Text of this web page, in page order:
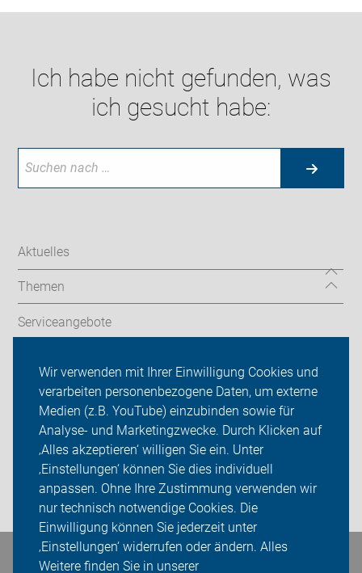
Wir verwenden mit Ihrer Einwilligung Cookies und
verarbeiten personenbezogene Daten, um externe
Medien (z.B. YouTube) einzubinden sowie für
Analyse- und Marketingzwecke. Durch Klicken auf
‚Alles akzeptieren‘ willigen Sie ein. Unter
‚Einstellungen‘ können Sie dies individuell
anpassen. Ohne Ihre Zustimmung verwenden wir
nur technisch notwendige Cookies. Die
Einwilligung können Sie jederzeit unter
‚Einstellungen‘ widerrufen oder ändern. Alles
Weitere finden Sie in unserer
Ich habe nicht gefunden, was
ich gesucht habe:
Aktuelles
Themen
Serviceangebote
ADFC Vest Recklinghausen
Sei dabei
Presse
Login
Bleiben Sie in Kontakt